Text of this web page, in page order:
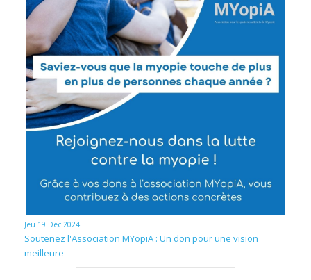
Jeu 19 Déc 2024
Soutenez l'Association MYopiA : Un don pour une vision
meilleure